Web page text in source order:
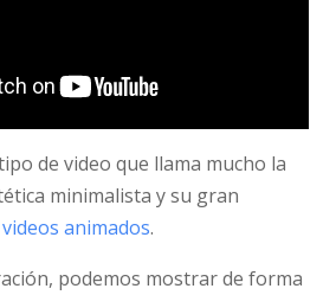
de video que llama mucho la
minimalista y su gran
animados.
podemos mostrar de forma